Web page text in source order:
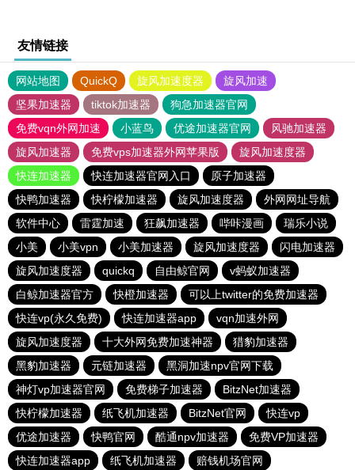
友情链接
网站地图 QuickQ 旋风加速度器
旋风加速
坚果加速器
tiktok加速器
狗急加速器官网
免费vqn外网加速
小蓝鸟 优途加速器官网
风驰加速器
旋风加速器
免费vps加速器外网苹果版
旋风加速度器
快连加速器
快连加速器官网入口
原子加速器
快鸭加速器
快柠檬加速器 旋风加速度器
外网网址导航
软件中心
雷霆加速 狂飙加速器 哔咔漫画
瑞乐小说
小美
小美vpn 小美加速器 旋风加速度器
闪电加速器
旋风加速度器
quickq 自由鲸官网
v蚂蚁加速器
白鲸加速器官方
快橙加速器
可以上twitter的免费加速器
快连vp(永久免费)
快连加速器app
vqn加速外网
旋风加速度器
十大外网免费加速神器
猎豹加速器
黑豹加速器
元链加速器
黑洞加速npv官网下载
神灯vp加速器官网
免费梯子加速器
BitzNet加速器
快柠檬加速器
纸飞机加速器 BitzNet官网
快连vp
优途加速器
快鸭官网 酷通npv加速器
免费VP加速器
快连加速器app
纸飞机加速器 赔钱机场官网